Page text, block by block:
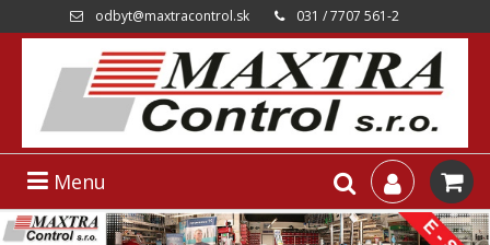
odbyt@maxtracontrol.sk 031 / 7707 561-2
Menu